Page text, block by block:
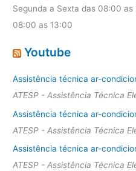
Segunda a Sexta das 08:00
08:00 as 13:00
Youtube
Assistência técnica ar-
ATESP - Assistência Técnica
Assistência técnica ar-
ATESP - Assistência Técnica
Assistência técnica ar-
ATESP - Assistência Técnica